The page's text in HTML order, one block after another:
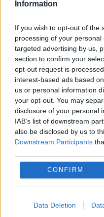
Information
If you wish to opt-out of the
processing of your
targeted advertising by us,
section to confirm your
opt-out request is
interest-based ads based
us or personal information
your opt-out. You may
disclosure of your personal
IAB’s list of downstream
also be disclosed by us to
Downstream Participants
CONFIRM
Data Deletion
Uusin Halonen-
UusiHalonen-esite on
21. heinäkuuta 2026 .
kampanjoita ja
hämmästyttäviä tapoja
tuotteissa.
Yritys tarjoaa laajan
ikäisille ja kokoisille
lukuisissa
kauppakanavista
asusteita, laukkuja,
farkkuja, pyjamoita,
alusvaatteita, uima-asuja
Halonenläheltäsi ja